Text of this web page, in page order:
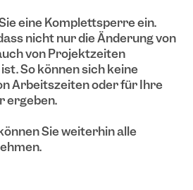
eine Komplettsperre ein.
nicht nur die Änderung von
von Projektzeiten
So können sich keine
Arbeitszeiten oder für Ihre
ergeben.
Sie weiterhin alle